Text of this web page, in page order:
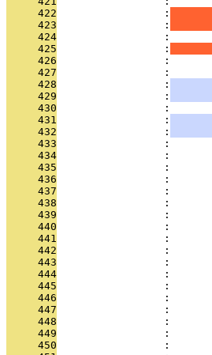
     422
                 :
     423
                 :
     424
:
     425
                 :
     426
:
     427
:
     428
                 :
     429
                 :
     430
:
     431
                 :
     432
                 :
     433
:
     434
:
     435
:
     436
:
     437
:
     438
:
     439
:
     440
:
     441
:
     442
:
     443
:
     444
:
     445
:
     446
:
     447
:
     448
:
     449
:
     450
: